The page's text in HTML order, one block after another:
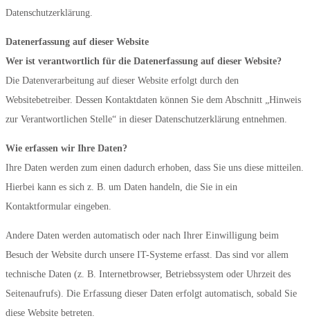
Datenschutzerklärung.
Datenerfassung auf dieser Website
Wer ist verantwortlich für die Datenerfassung auf dieser Website?
Die Datenverarbeitung auf dieser Website erfolgt durch den
Websitebetreiber. Dessen Kontaktdaten können Sie dem Abschnitt „Hinweis
zur Verantwortlichen Stelle“ in dieser Datenschutzerklärung entnehmen.
Wie erfassen wir Ihre Daten?
Ihre Daten werden zum einen dadurch erhoben, dass Sie uns diese mitteilen.
Hierbei kann es sich z. B. um Daten handeln, die Sie in ein
Kontaktformular eingeben.
Andere Daten werden automatisch oder nach Ihrer Einwilligung beim
Besuch der Website durch unsere IT-Systeme erfasst. Das sind vor allem
technische Daten (z. B. Internetbrowser, Betriebssystem oder Uhrzeit des
Seitenaufrufs). Die Erfassung dieser Daten erfolgt automatisch, sobald Sie
diese Website betreten.